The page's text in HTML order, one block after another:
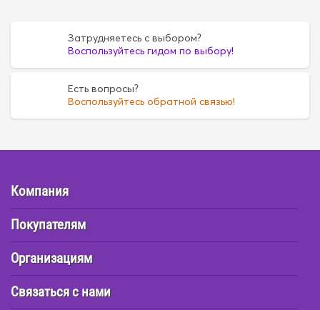
Затрудняетесь с выбором?
Воспользуйтесь гидом по выбору!
Есть вопросы?
Воспользуйтесь обратной связью!
Компания
Покупателям
Организациям
Связаться с нами